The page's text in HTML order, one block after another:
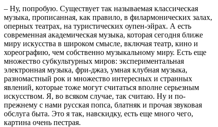
– Ну, попробую. Существует так называемая классическая
музыка, прописанная, как правило, в филармонических залах,
оперных театрах, на туристических оупен-эйрах. А есть
современная академическая музыка, которая сегодня ближе
миру искусства в широком смысле, включая театр, кино и
хореографию, чем собственно музыкальному миру. Есть еще
множество субкультурных миров: экспериментальная
электронная музыка, фри-джаз, умная клубная музыка,
разномастный рок и множество интересных и странных
явлений, которые тоже могут считаться вполне серьезным
искусством. Я, во всяком случае, так считаю. Ну и по-
прежнему с нами русская попса, блатняк и прочая звуковая
обслуга быта. Это я так, навскидку, есть еще много чего,
картина очень пестрая.